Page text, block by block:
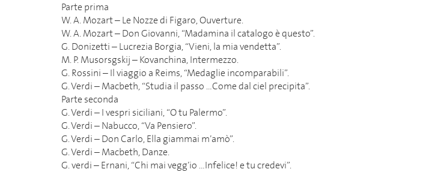
Parte prima
W. A. Mozart – Le Nozze di Figaro, Ouverture.
W. A. Mozart – Don Giovanni, “Madamina il catalogo è questo”.
G. Donizetti – Lucrezia Borgia, “Vieni, la mia vendetta”.
M. P. Musorsgskij – Kovanchina, Intermezzo.
G. Rossini – Il viaggio a Reims, “Medaglie incomparabili”.
G. Verdi – Macbeth, “Studia il passo …Come dal ciel precipita”.
Parte seconda
G. Verdi – I vespri siciliani, “O tu Palermo”.
G. Verdi – Nabucco, “Va Pensiero”.
G. Verdi – Don Carlo, Ella giammai m’amò”.
G. Verdi – Macbeth, Danze.
G. verdi – Ernani, “Chi mai vegg’io …Infelice! e tu credevi”.